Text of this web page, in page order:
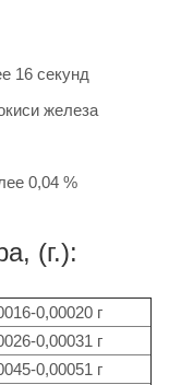
16 секунд
железа
0,04 %
(г.):
0,00020 г
0,00031 г
0,00051 г